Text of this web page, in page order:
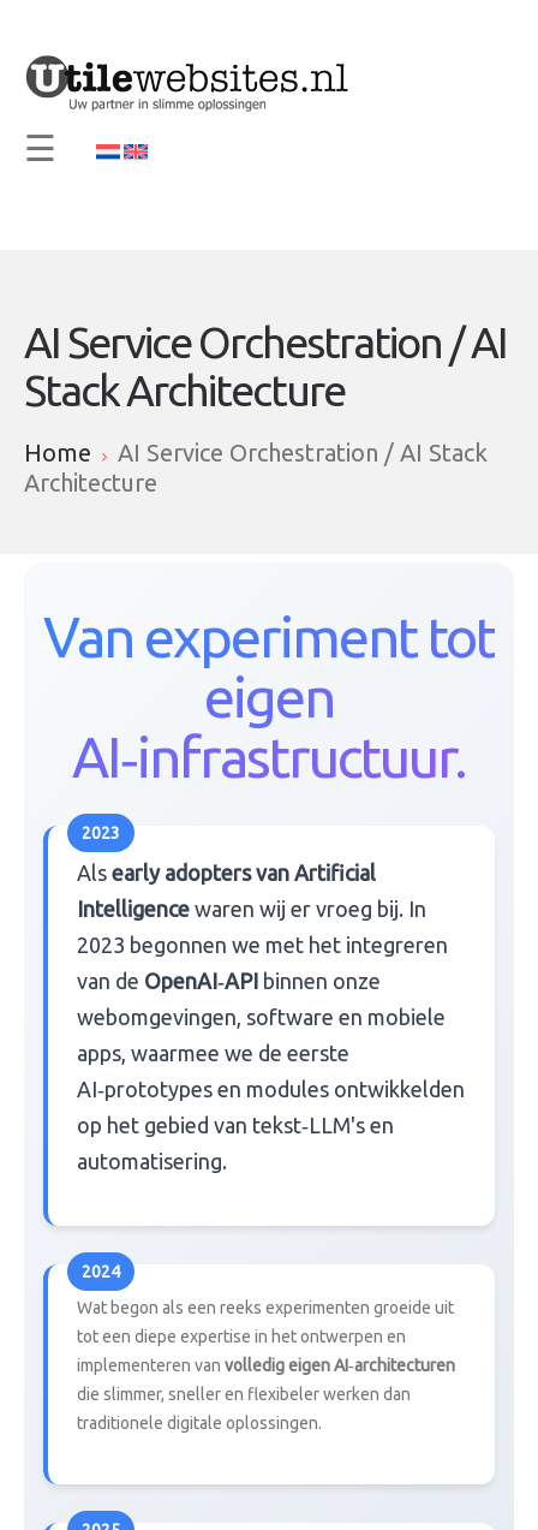
Home
Visie en Missie
☰
AI Service Orchestration / AI
Stack Architecture
Home
AI Service Orchestration / AI Stack
Architecture
Van experiment tot
eigen
AI‑infrastructuur.
Als early adopters van Artificial
Intelligence waren wij er vroeg bij. In
2023 begonnen we met het integreren
van de OpenAI‑API binnen onze
webomgevingen, software en mobiele
apps, waarmee we de eerste
AI‑prototypes en modules ontwikkelden
op het gebied van tekst‑LLM's en
automatisering.
Wat begon als een reeks experimenten groeide uit
tot een diepe expertise in het ontwerpen en
implementeren van volledig eigen AI‑architecturen
die slimmer, sneller en flexibeler werken dan
traditionele digitale oplossingen.